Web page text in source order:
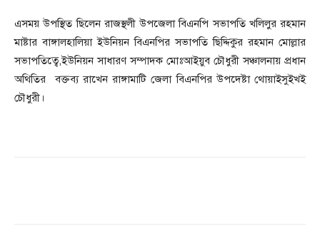
এসময় উপস্থিত ছিলেন রাজস্থলী উপজেলা বিএনপি সভাপতি খলিলুর রহমান
মাষ্টার বাঙ্গালহালিয়া ইউনিয়ন বিএনপির সভাপতি ছিদ্দিকুর রহমান মোল্লার
সভাপতিত্বে,ইউনিয়ন সাধারণ সম্পাদক মোঃআইয়ুব চৌধুরী সঞ্চালনায় প্রধান
অথিতির বক্তব্য রাখেন রাঙ্গামাটি জেলা বিএনপির উপদেষ্টা থোয়াইসুইখই
চৌধুরী।